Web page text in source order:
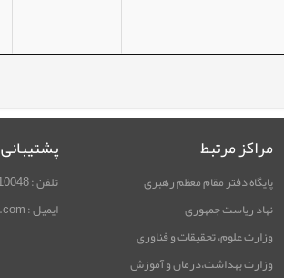
مراکز مرتبط
پایگاه دفتر مقام معظم رهبری
نهاد ریاست جمهوری
وزارت علوم، تحقیقات و فناوری
وزارت بهداشت،درمان و آموزش
پشتیبانی
تلفن : 02188910048
ایمیل : rimag.ricest@gmail.com